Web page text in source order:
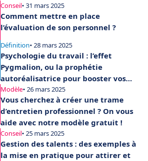
Conseil• 31 mars 2025
Comment mettre en place
l’évaluation de son personnel ?
Définition• 28 mars 2025
Psychologie du travail : l’effet
Pygmalion, ou la prophétie
autoréalisatrice pour booster vos
équipes
Modèle• 26 mars 2025
Vous cherchez à créer une trame
d’entretien professionnel ? On vous
aide avec notre modèle gratuit !
Conseil• 25 mars 2025
Gestion des talents : des exemples à
la mise en pratique pour attirer et